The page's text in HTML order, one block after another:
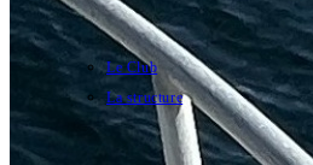
Le Club
La structure